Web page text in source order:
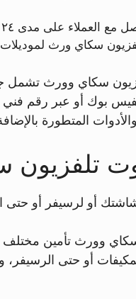
سكاي ورث
سكاي وورث تشمل
بوك أو عبر رقم
المتطورة
تلفزيون
أو لرسيفر أو حتى
وورث تأمين مختلف
أو حتى